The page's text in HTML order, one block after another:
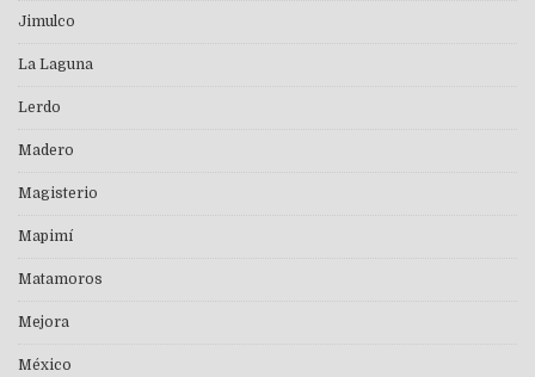
Jimulco
La Laguna
Lerdo
Madero
Magisterio
Mapimí
Matamoros
Mejora
México